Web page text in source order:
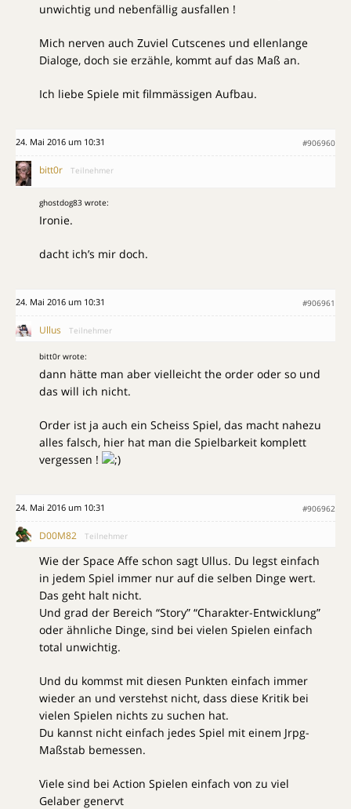
unwichtig und nebenfällig ausfallen !
Mich nerven auch Zuviel Cutscenes und ellenlange
Dialoge, doch sie erzähle, kommt auf das Maß an.
Ich liebe Spiele mit filmmässigen Aufbau.
24. Mai 2016 um 10:31 #906960
bitt0r Teilnehmer
ghostdog83 wrote:
Ironie.
dacht ich’s mir doch.
24. Mai 2016 um 10:31 #906961
Ullus Teilnehmer
bitt0r wrote:
dann hätte man aber vielleicht the order oder so und
das will ich nicht.
Order ist ja auch ein Scheiss Spiel, das macht nahezu
alles falsch, hier hat man die Spielbarkeit komplett
vergessen !
24. Mai 2016 um 10:31 #906962
D00M82 Teilnehmer
Wie der Space Affe schon sagt Ullus. Du legst einfach
in jedem Spiel immer nur auf die selben Dinge wert.
Das geht halt nicht.
Und grad der Bereich “Story” “Charakter-Entwicklung”
oder ähnliche Dinge, sind bei vielen Spielen einfach
total unwichtig.
Und du kommst mit diesen Punkten einfach immer
wieder an und verstehst nicht, dass diese Kritik bei
vielen Spielen nichts zu suchen hat.
Du kannst nicht einfach jedes Spiel mit einem Jrpg-
Maßstab bemessen.
Viele sind bei Action Spielen einfach von zu viel
Gelaber genervt